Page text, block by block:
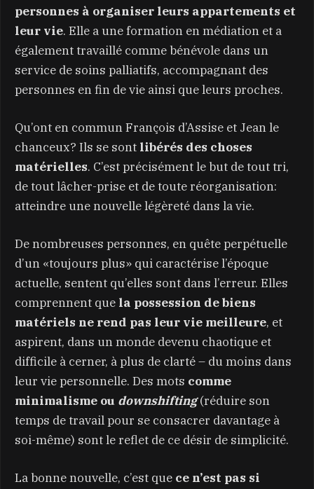
personnes à organiser leurs appartements et
leur vie. Elle a une formation en médiation et a
également travaillé comme bénévole dans un
service de soins palliatifs, accompagnant des
personnes en fin de vie ainsi que leurs proches.
Qu’ont en commun François d’Assise et Jean le
chanceux? Ils se sont libérés des choses
matérielles. C’est précisément le but de tout tri,
de tout lâcher-prise et de toute réorganisation:
atteindre une nouvelle légèreté dans la vie.
De nombreuses personnes, en quête perpétuelle
d’un «toujours plus» qui caractérise l’époque
actuelle, sentent qu’elles sont dans l’erreur. Elles
comprennent que la possession de biens
matériels ne rend pas leur vie meilleure, et
aspirent, dans un monde devenu chaotique et
difficile à cerner, à plus de clarté – du moins dans
leur vie personnelle. Des mots comme
minimalisme ou downshifting (réduire son
temps de travail pour se consacrer davantage à
soi-même) sont le reflet de ce désir de simplicité.
La bonne nouvelle, c’est que ce n’est pas si